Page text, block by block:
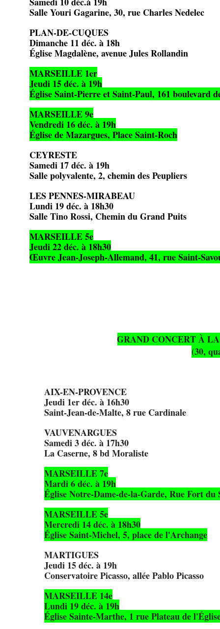
Salle Youri Gagarine, 30, rue Charles Nedelec
PLAN-DE-CUQUES
Dimanche 11 déc. à 18h
Église Magdalène, avenue Jules Rollandin
MARSEILLE 1er
Jeudi 15 déc. à 19h
Église Saint-Pierre et Saint-Paul, 161 boulevard
MARSEILLE 9e
Vendredi 16 déc. à 19h
Église de Mazargues, Place Saint-Roch
CEYRESTE
Samedi 17 déc. à 19h
Salle polyvalente, 2, chemin des Peupliers
LES PENNES-MIRABEAU
Lundi 19 déc. à 18h30
Salle Tino Rossi, Chemin du Grand Puits
MARSEILLE 5e
Jeudi 22 déc. à 18h30
Œuvre Jean-Joseph-Allemand, 41, rue Saint-
GRAND CONCERT À
(30,
AIX-EN-PROVENCE
Jeudi 1er déc. à 16h30
Saint-Jean-de-Malte, 8 rue Cardinale
VAUVENARGUES
Samedi 3 déc. à 17h30
La Caserne, 8 bd Moraliste
MARSEILLE 7e
Mardi 6 déc. à 19h
Église Notre-Dame-de-la-Garde, Rue Fort du
MARSEILLE 5e
Mercredi 14 déc. à 18h30
Église Saint-Michel, 5, place de l'Archange
MARTIGUES
Jeudi 15 déc. à 19h
Conservatoire Picasso, allée Pablo Picasso
MARSEILLE 14e
Lundi 19 déc. à 19h
Église Sainte-Marthe, 1 rue Plateau de